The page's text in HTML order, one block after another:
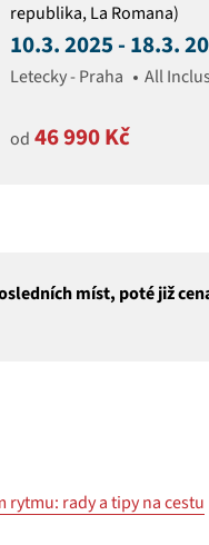
republika, La Romana)
10.3. 2025 - 18.3.
Letecky - Praha All
od 46 990 Kč
míst, poté již
rady a tipy na cestu